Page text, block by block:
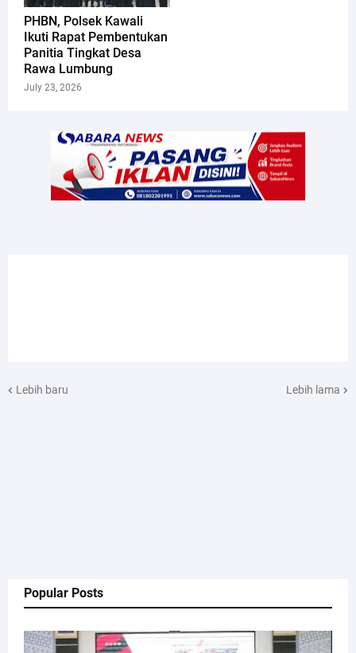
Popular Posts
PHBN, Polsek Kawali
Ikuti Rapat Pembentukan
Panitia Tingkat Desa
Rawa Lumbung
July 23, 2026
Lebih baru Lebih lama